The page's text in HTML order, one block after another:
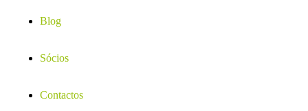
Blog
Sócios
Contactos